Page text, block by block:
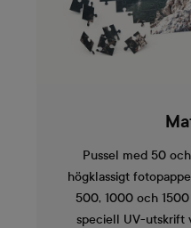
Pussel med 50
högklassigt
500, 1000 och
speciell UV-utskrift